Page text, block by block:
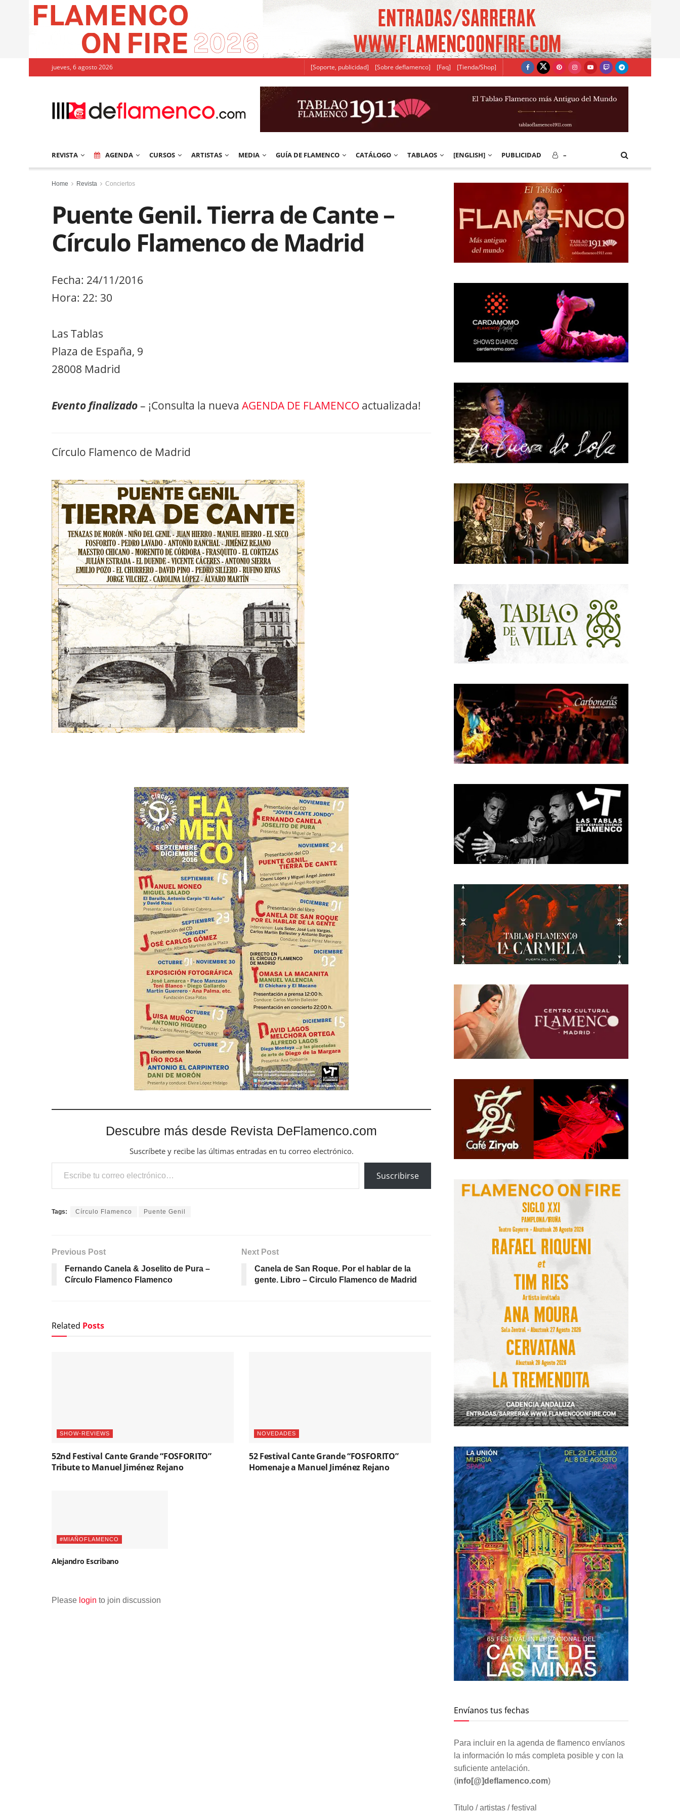
jueves, 6 agosto 2026 [Soporte, publicidad] [Sobre deflamenco] [Faq] [Tienda/Shop]
REVISTA AGENDA CURSOS ARTISTAS MEDIA GUÍA DE FLAMENCO CATÁLOGO TABLAOS [ENGLISH] PUBLICIDAD –
Home Revista Conciertos
Puente Genil. Tierra de Cante –
Círculo Flamenco de Madrid
Fecha: 24/11/2016
Hora: 22: 30
Las Tablas
Plaza de España, 9
28008 Madrid
Evento finalizado– ¡Consulta la nueva AGENDA DE FLAMENCO actualizada!
Círculo Flamenco de Madrid
Descubre más desde Revista DeFlamenco.com
Suscríbete y recibe las últimas entradas en tu correo electrónico.
Escribe tu correo electrónico…
Suscribirse
Tags: Círculo Flamenco Puente Genil
Previous Post
Fernando Canela & Joselito de Pura –
Círculo Flamenco Flamenco
Next Post
Canela de San Roque. Por el hablar de la
gente. Libro – Circulo Flamenco de Madrid
Related Posts
SHOW-REVIEWS
52nd Festival Cante Grande “FOSFORITO”
Tribute to Manuel Jiménez Rejano
NOVEDADES
52 Festival Cante Grande “FOSFORITO”
Homenaje a Manuel Jiménez Rejano
#MIAÑOFLAMENCO
Alejandro Escribano
Please login to join discussion
Envíanos tus fechas
Para incluir en la agenda de flamenco envíanos
la información lo más completa posible y con la
suficiente antelación.
(info[@]deflamenco.com)
Titulo / artistas / festival